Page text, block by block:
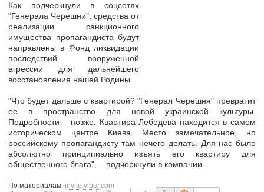
Как подчеркнули в соцсетях
"Генерала Черешни", средства от
реализации санкционного
имущества пропагандиста будут
направлены в Фонд ликвидации
последствий вооруженной
агрессии для дальнейшего
восстановления нашей Родины.
"Что будет дальше с квартирой? "Генерал Черешня" превратит
ее в пространство для новой украинской культуры.
Подробности – позже. Квартира Лебедева находится в самом
историческом центре Киева. Место замечательное, но
российскому пропагандисту там нечего делать. Для нас было
абсолютно принципиально изъять его квартиру для
общественного блага", – подчеркнули в компании.
По материалам: invite.viber.com